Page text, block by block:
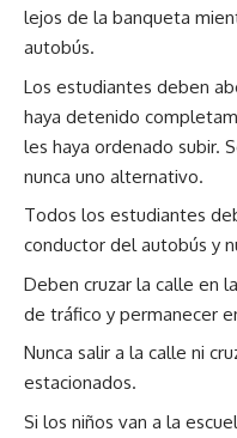
lejos de la banqueta
autobús.
Los estudiantes deben
haya detenido
les haya ordenado subir.
nunca uno alternativo.
Todos los estudiantes
conductor del autobús y
Deben cruzar la calle en
de tráfico y permanecer
Nunca salir a la calle ni
estacionados.
Si los niños van a la